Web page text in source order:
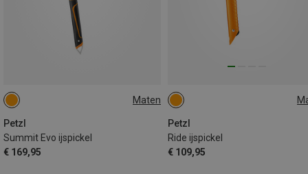
Maten
Petzl
Summit Evo ijspickel
€ 169,95
59CM
Petzl
Ride ijspickel
€ 109,95
45CM